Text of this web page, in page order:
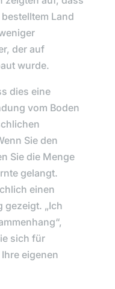
Land
der auf
wurde.
dies eine
vom Boden
Sie den
Sie die Menge
gelangt.
einen
gezeigt. „Ich
sich für
eigenen